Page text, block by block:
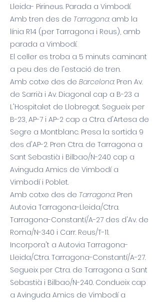
Lleida- Pirineus. Parada a Vimbodí.
Amb tren des de Tarragona: amb la
línia R14 (per Tarragona i Reus), amb
parada a Vimbodí.
El celler es troba a 5 minuts caminant
a peu des de l'estació de tren.
Amb cotxe des de Barcelona: Pren Av.
de Sarrià i Av. Diagonal cap a B-23 a
L'Hospitalet de Llobregat. Segueix per
B-23, AP-7 i AP-2 cap a Ctra. d'Artesa de
Segre a Montblanc. Presa la sortida 9
des d'AP-2. Pren Ctra. de Tarragona a
Sant Sebastià i Bilbao/N-240 cap a
Avinguda Amics de Vimbodí a
Vimbodí i Poblet.
Amb cotxe des de Tarragona: Pren
Autovia Tarragona-Lleida/Ctra.
Tarragona-Constantí/A-27 des d'Av. de
Roma/N-340 i Carr. Reus/T-11.
Incorpora't a Autovia Tarragona-
Lleida/Ctra. Tarragona-Constantí/A-27.
Segueix per Ctra. de Tarragona a Sant
Sebastià i Bilbao/N-240. Condueix cap
a Avinguda Amics de Vimbodí a